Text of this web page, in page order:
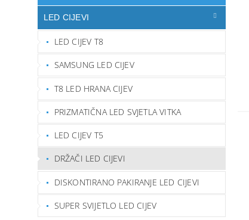
LED CIJEVI
LED CIJEV T8
SAMSUNG LED CIJEV
T8 LED HRANA CIJEV
PRIZMATIČNA LED SVJETLA VITKA
LED CIJEV T5
DRŽAČI LED CIJEVI
DISKONTIRANO PAKIRANJE LED CIJEVI
SUPER SVIJETLO LED CIJEV